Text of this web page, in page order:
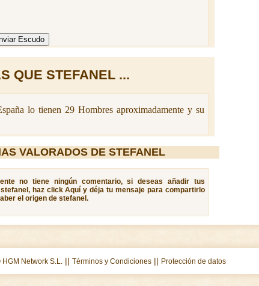
QUE STEFANEL ...
lo tienen 29 Hombres aproximadamente y su
VALORADOS DE STEFANEL
no tiene ningún comentario, si deseas añadir tus
haz click Aquí y déja tu mensaje para compartirlo
el origen de stefanel.
HGM Network S.L. || Términos y Condiciones|| Protección de datos